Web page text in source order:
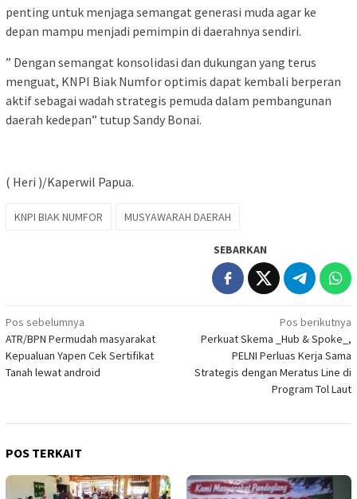
penting untuk menjaga semangat generasi muda agar ke
depan mampu menjadi pemimpin di daerahnya sendiri.
” Dengan semangat konsolidasi dan dukungan yang terus
menguat, KNPI Biak Numfor optimis dapat kembali berperan
aktif sebagai wadah strategis pemuda dalam pembangunan
daerah kedepan” tutup Sandy Bonai.
( Heri )/Kaperwil Papua.
KNPI BIAK NUMFOR MUSYAWARAH DAERAH
SEBARKAN
Navigasi
pos
Pos sebelumnya
ATR/BPN Permudah masyarakat
Kepualuan Yapen Cek Sertifikat
Tanah lewat android
Pos berikutnya
Perkuat Skema _Hub & Spoke_,
PELNI Perluas Kerja Sama
Strategis dengan Meratus Line di
Program Tol Laut
POS TERKAIT